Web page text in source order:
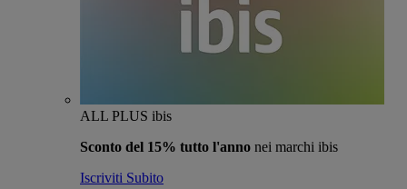
ALL PLUS ibis
Sconto del 15% tutto l'anno nei marchi ibis
Iscriviti Subito